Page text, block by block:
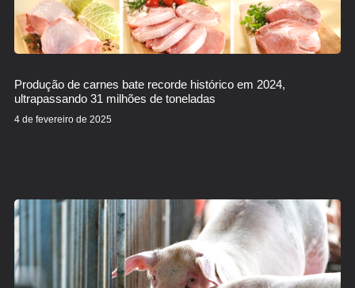
Produção de carnes bate recorde histórico em 2024,
ultrapassando 31 milhões de toneladas
4 de fevereiro de 2025